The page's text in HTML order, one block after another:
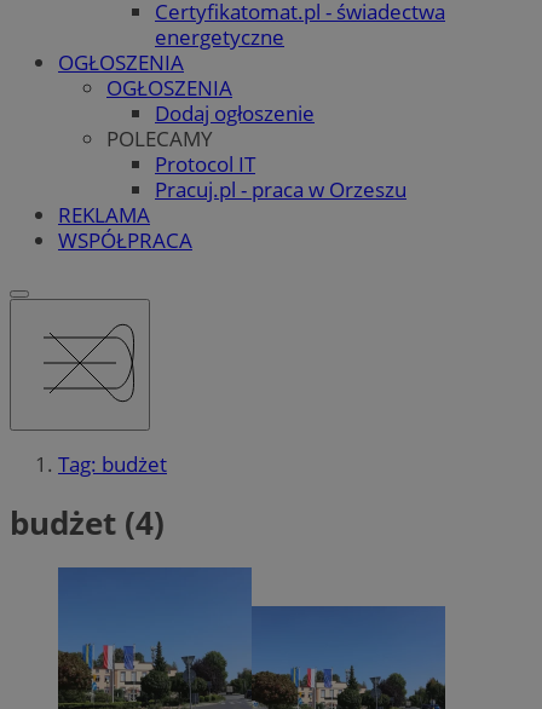
Certyfikatomat.pl - świadectwa
energetyczne
OGŁOSZENIA
OGŁOSZENIA
Dodaj ogłoszenie
POLECAMY
Protocol IT
Pracuj.pl - praca w Orzeszu
REKLAMA
WSPÓŁPRACA
Tag: budżet
budżet (4)